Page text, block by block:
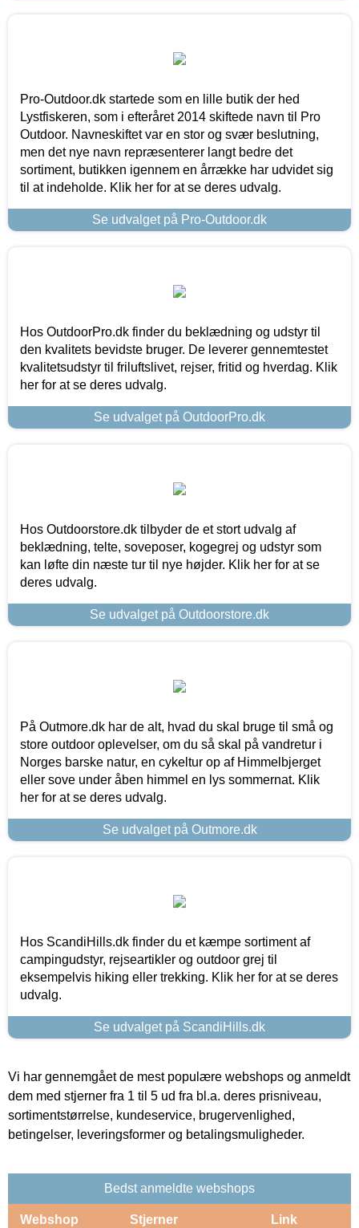
Pro-Outdoor.dk startede som en lille butik der hed
Lystfiskeren, som i efteråret 2014 skiftede navn til Pro
Outdoor. Navneskiftet var en stor og svær beslutning,
men det nye navn repræsenterer langt bedre det
sortiment, butikken igennem en årrække har udvidet sig
til at indeholde. Klik her for at se deres udvalg.
Se udvalget på Pro-Outdoor.dk
Hos OutdoorPro.dk finder du beklædning og udstyr til
den kvalitets bevidste bruger. De leverer gennemtestet
kvalitetsudstyr til friluftslivet, rejser, fritid og hverdag. Klik
her for at se deres udvalg.
Se udvalget på OutdoorPro.dk
Hos Outdoorstore.dk tilbyder de et stort udvalg af
beklædning, telte, soveposer, kogegrej og udstyr som
kan løfte din næste tur til nye højder. Klik her for at se
deres udvalg.
Se udvalget på Outdoorstore.dk
På Outmore.dk har de alt, hvad du skal bruge til små og
store outdoor oplevelser, om du så skal på vandretur i
Norges barske natur, en cykeltur op af Himmelbjerget
eller sove under åben himmel en lys sommernat. Klik
her for at se deres udvalg.
Se udvalget på Outmore.dk
Hos ScandiHills.dk finder du et kæmpe sortiment af
campingudstyr, rejseartikler og outdoor grej til
eksempelvis hiking eller trekking. Klik her for at se deres
udvalg.
Se udvalget på ScandiHills.dk
Vi har gennemgået de mest populære webshops og anmeldt
dem med stjerner fra 1 til 5 ud fra bl.a. deres prisniveau,
sortimentstørrelse, kundeservice, brugervenlighed,
betingelser, leveringsformer og betalingsmuligheder.
Bedst anmeldte webshops
Webshop Stjerner Link